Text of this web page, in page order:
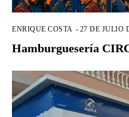
ENRIQUE COSTA - 27 DE JULIO
Hamburguesería